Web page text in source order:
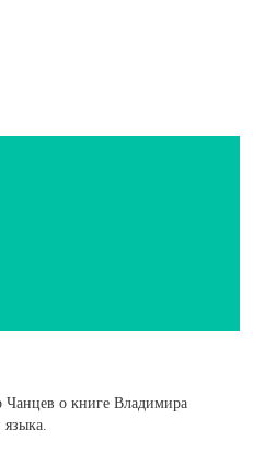
Чанцев о книге Владимира